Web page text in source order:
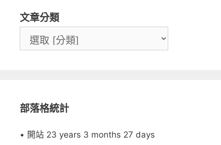
文章分類
部落格統計
• 開站 23 years 3 months 27 days